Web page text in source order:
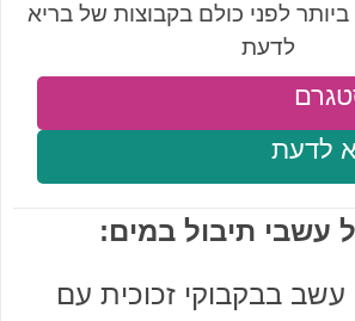
לפני כולם בקבוצות של בריא
לדעת
לדעת
עשבי תיבול במים:
עשב בבקבוקי זכוכית עם